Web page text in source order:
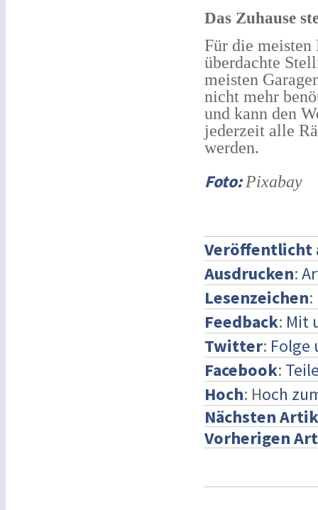
Das Zuhause
Für die
überdachte
meisten
nicht mehr
und kann den
jederzeit alle
werden.
Foto: Pixabay
Veröffentlicht
Ausdrucken:
Lesenzeichen:
Feedback: Mit
Twitter: Folge
Facebook:
Hoch: Hoch
Nächsten
Vorherigen